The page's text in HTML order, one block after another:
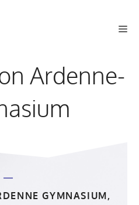
Ardenne-
GYMNASIUM,